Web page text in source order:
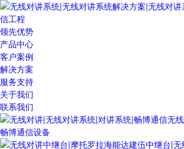
领先优势
产品中心
客户案例
解决方案
服务支持
关于我们
联系我们
畅博通信设备